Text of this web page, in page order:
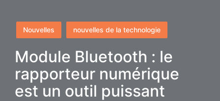
Posted
in
Nouvelles nouvelles de la technologie
Module Bluetooth : le
rapporteur numérique
est un outil puissant